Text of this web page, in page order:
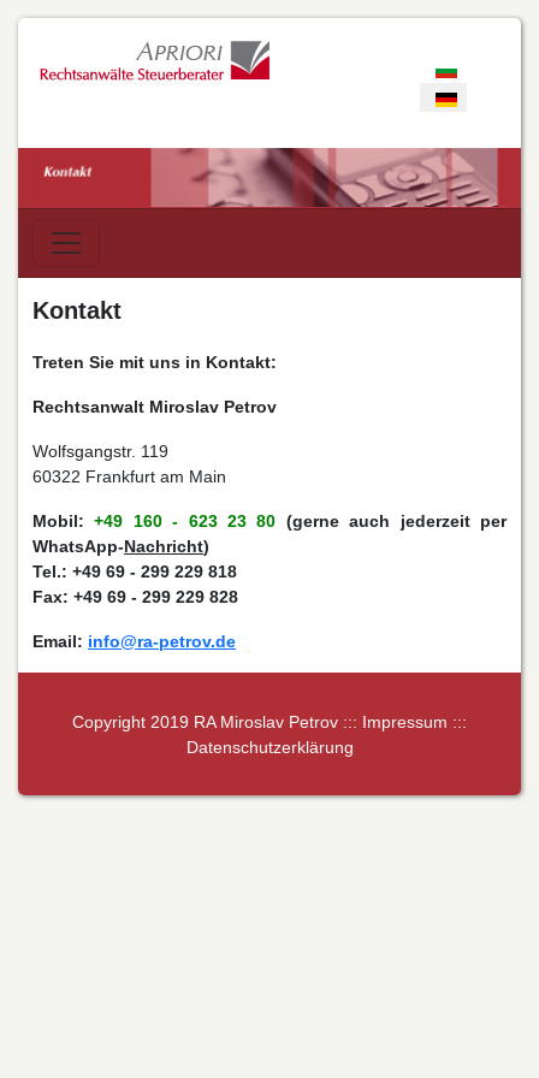
Sprache
Kontakt
Treten Sie mit uns in Kontakt:
Rechtsanwalt Miroslav Petrov
Wolfsgangstr. 119
60322 Frankfurt am Main
Mobil:+49 160 - 623 23 80 (gerne auch jederzeit per
WhatsApp-Nachricht)
Tel.: +49 69 - 299 229 818
Fax: +49 69 - 299 229 828
Email: info@ra-petrov.de
Copyright 2019 RA Miroslav Petrov ::: Impressum :::
Datenschutzerklärung